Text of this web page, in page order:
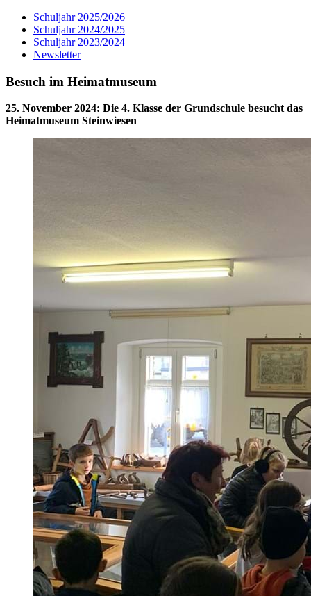
Schuljahr 2025/2026
Schuljahr 2024/2025
Schuljahr 2023/2024
Newsletter
Besuch im Heimatmuseum
25. November 2024: Die 4. Klasse der Grundschule besucht das
Heimatmuseum Steinwiesen